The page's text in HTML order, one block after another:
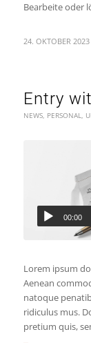
Bearbeite oder
24. OKTOBER 2023
Entry
NEWS, PERSONAL,
00:00
Lorem ipsum
Aenean
natoque
ridiculus mus.
pretium quis,